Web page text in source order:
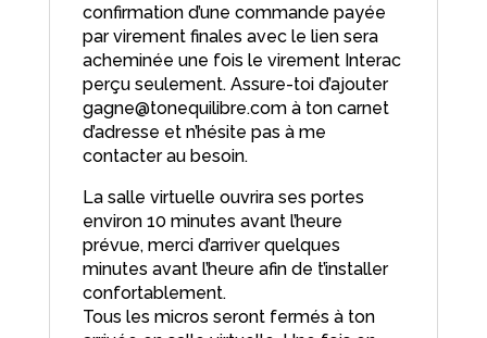
confirmation d’une commande payée
par virement finales avec le lien sera
acheminée une fois le virement Interac
perçu seulement. Assure-toi d’ajouter
gagne@tonequilibre.com à ton carnet
d’adresse et n’hésite pas à me
contacter au besoin.
La salle virtuelle ouvrira ses portes
environ 10 minutes avant l’heure
prévue, merci d’arriver quelques
minutes avant l’heure afin de t’installer
confortablement.
Tous les micros seront fermés à ton